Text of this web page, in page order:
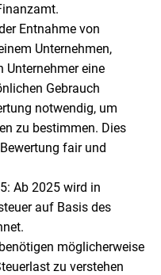
Entnahme von
Unternehmen,
Unternehmer eine
Gebrauch
notwendig, um
zu bestimmen. Dies
fair und
Ab 2025 wird in
auf Basis des
möglicherweise
zu verstehen